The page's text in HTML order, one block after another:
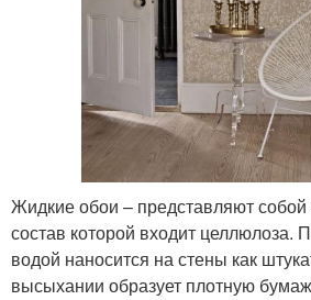
Жидкие обои – представляют собой
состав которой входит целлюлоза.
водой наносится на стены как
высыхании образует плотную